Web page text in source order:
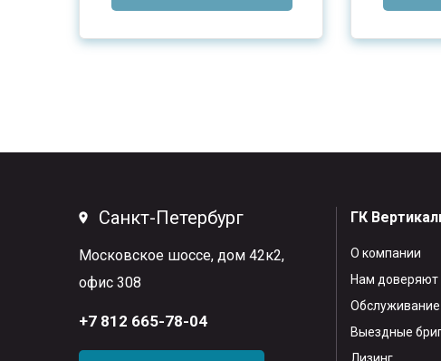
Санкт-Петербург
Московское шоссе, дом 42к2,
офис 308
+7 812 665-78-04
ГК
О компании
Нам доверяют
Обслуживание
Выездные